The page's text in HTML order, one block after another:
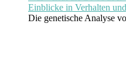
Einblicke in Verhalten
Die genetische Analyse